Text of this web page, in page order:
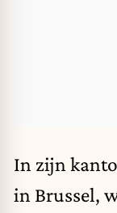
In zijn
in Brussel,